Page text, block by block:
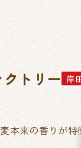
トリー 岸
本来の香りが特